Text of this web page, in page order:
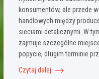
konsumentów, ale przede
handlowych między
sieciami detalicznymi. W
zajmuje szczególne
popycie, długim terminie
Czytaj dalej